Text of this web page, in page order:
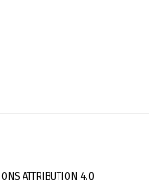
ATTRIBUTION 4.0